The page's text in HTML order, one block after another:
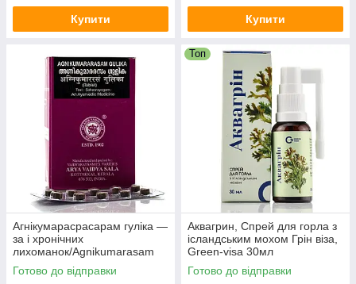
Купити Купити
Агнікумарасрасарам гуліка —
за і хронічних
лихоманок/Agnikumarasam
Gulika Arya Vaidya Sala/100
таб
Готово до відправки
Топ
Аквагрин, Спрей для горла з
ісландським мохом Грін віза,
Green-visa 30мл
Готово до відправки